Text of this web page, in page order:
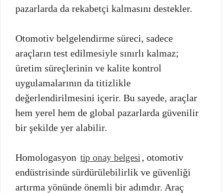
pazarlarda da rekabetçi kalmasını destekler.
Otomotiv belgelendirme süreci, sadece
araçların test edilmesiyle sınırlı kalmaz;
üretim süreçlerinin ve kalite kontrol
uygulamalarının da titizlikle
değerlendirilmesini içerir. Bu sayede, araçlar
hem yerel hem de global pazarlarda güvenilir
bir şekilde yer alabilir.
Homologasyon tip onay belgesi , otomotiv
endüstrisinde sürdürülebilirlik ve güvenliği
artırma yönünde önemli bir adımdır. Araç